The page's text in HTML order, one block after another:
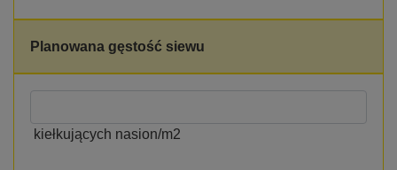
Planowana gęstość siewu
kiełkujących nasion/m2